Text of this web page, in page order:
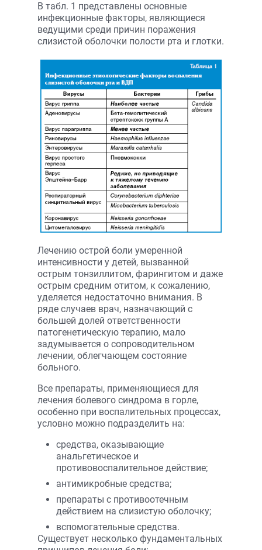
В табл. 1 представлены основные
инфекционные факторы, являющиеся
ведущими среди причин поражения
слизистой оболочки полости рта и глотки.
Лечению острой боли умеренной
интенсивности у детей, вызванной
острым тонзиллитом, фарингитом и даже
острым средним отитом, к сожалению,
уделяется недостаточно внимания. В
ряде случаев врач, назначающий с
большей долей ответственности
патогенетическую терапию, мало
задумывается о сопроводительном
лечении, облегчающем состояние
больного.
Все препараты, применяющиеся для
лечения болевого синдрома в горле,
особенно при воспалительных процессах,
условно можно подразделить на:
средства, оказывающие
анальгетическое и
противовоспалительное действие;
антимикробные средства;
препараты с противоотечным
действием на слизистую оболочку;
вспомогательные средства.
Существует несколько фундаментальных